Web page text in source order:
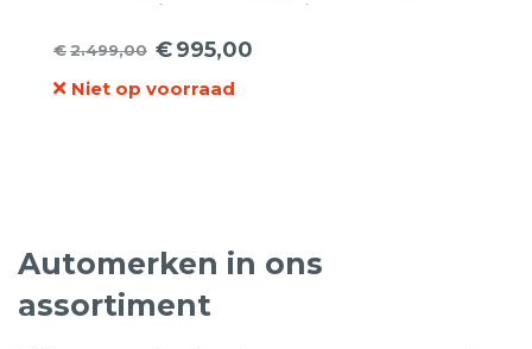
velgen 17 inch met Continental
zomerbanden
€2.499,00
Oorspronkelijke
prijs
€995,00
Huidige
prijs
Niet op voorraad
Automerken in ons
assortiment